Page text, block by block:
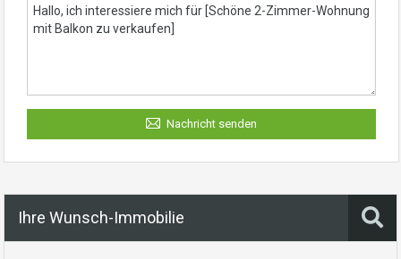
Nachricht senden
Ihre Wunsch-Immobilie